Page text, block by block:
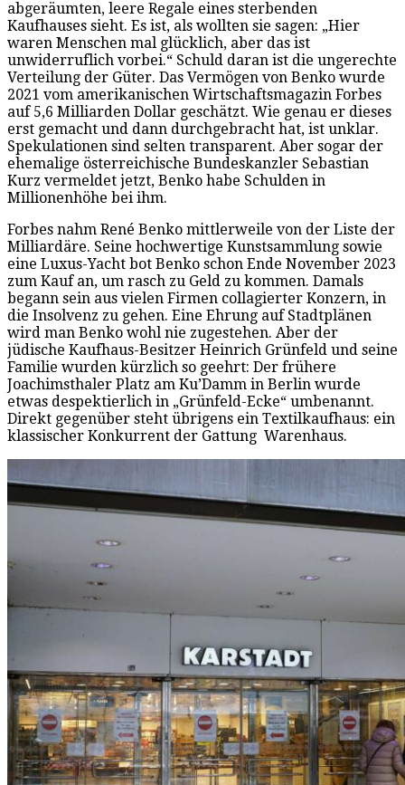
abgeräumten, leere Regale eines sterbenden
Kaufhauses sieht. Es ist, als wollten sie sagen: „Hier
waren Menschen mal glücklich, aber das ist
unwiderruflich vorbei.“ Schuld daran ist die ungerechte
Verteilung der Güter. Das Vermögen von Benko wurde
2021 vom amerikanischen Wirtschaftsmagazin Forbes
auf 5,6 Milliarden Dollar geschätzt. Wie genau er dieses
erst gemacht und dann durchgebracht hat, ist unklar.
Spekulationen sind selten transparent. Aber sogar der
ehemalige österreichische Bundeskanzler Sebastian
Kurz vermeldet jetzt, Benko habe Schulden in
Millionenhöhe bei ihm.
Forbes nahm René Benko mittlerweile von der Liste der
Milliardäre. Seine hochwertige Kunstsammlung sowie
eine Luxus-Yacht bot Benko schon Ende November 2023
zum Kauf an, um rasch zu Geld zu kommen. Damals
begann sein aus vielen Firmen collagierter Konzern, in
die Insolvenz zu gehen. Eine Ehrung auf Stadtplänen
wird man Benko wohl nie zugestehen. Aber der
jüdische Kaufhaus-Besitzer Heinrich Grünfeld und seine
Familie wurden kürzlich so geehrt: Der frühere
Joachimsthaler Platz am Ku’Damm in Berlin wurde
etwas despektierlich in „Grünfeld-Ecke“ umbenannt.
Direkt gegenüber steht übrigens ein Textilkaufhaus: ein
klassischer Konkurrent der Gattung Warenhaus.